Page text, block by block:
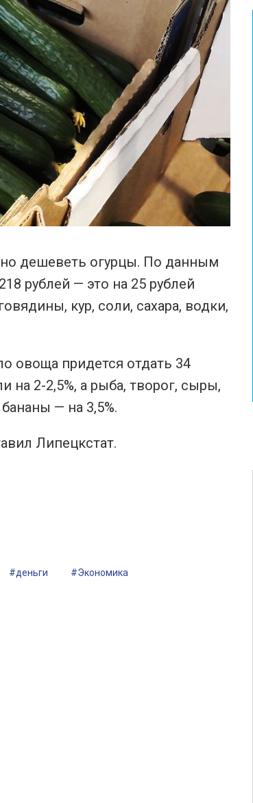
дешеветь огурцы. По данным
рублей — это на 25 рублей
кур, соли, сахара, водки,
овоща придется отдать 34
на 2-2,5%, а рыба, творог, сыры,
— на 3,5%.
Липецкстат.
#деньги #Экономика